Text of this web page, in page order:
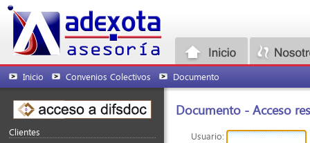
Inicio Convenios Colectivos Documento
Clientes
Documento - Acceso
Usuario: